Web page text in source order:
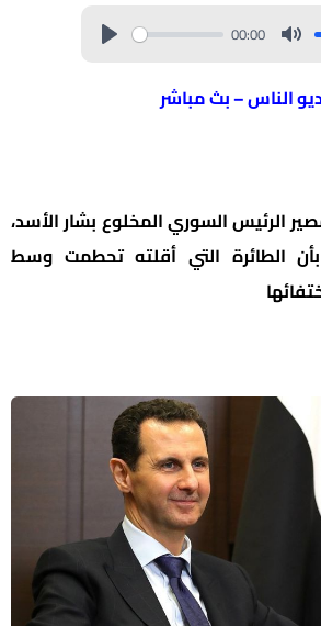
00:00
الناس – بث مباشر
الرئيس السوري المخلوع بشار الأسد،
الطائرة التي أقلته تحطمت وسط